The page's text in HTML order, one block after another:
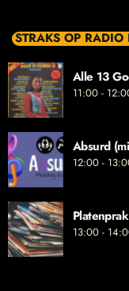
STRAKS OP RADIO
Alle 13
11:00 -
Absurd
12:00 -
Platenprak
13:00 -